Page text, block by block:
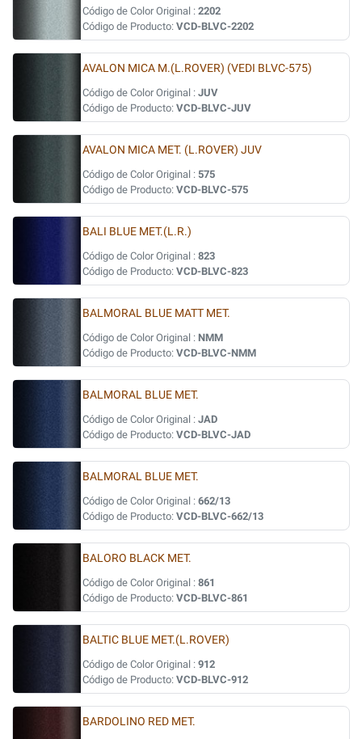
Código de Color Original : 2202
Código de Producto: VCD-BLVC-2202
AVALON MICA M.(L.ROVER) (VEDI BLVC-575)
Código de Color Original : JUV
Código de Producto: VCD-BLVC-JUV
AVALON MICA MET. (L.ROVER) JUV
Código de Color Original : 575
Código de Producto: VCD-BLVC-575
BALI BLUE MET.(L.R.)
Código de Color Original : 823
Código de Producto: VCD-BLVC-823
BALMORAL BLUE MATT MET.
Código de Color Original : NMM
Código de Producto: VCD-BLVC-NMM
BALMORAL BLUE MET.
Código de Color Original : JAD
Código de Producto: VCD-BLVC-JAD
BALMORAL BLUE MET.
Código de Color Original : 662/13
Código de Producto: VCD-BLVC-662/13
BALORO BLACK MET.
Código de Color Original : 861
Código de Producto: VCD-BLVC-861
BALTIC BLUE MET.(L.ROVER)
Código de Color Original : 912
Código de Producto: VCD-BLVC-912
BARDOLINO RED MET.